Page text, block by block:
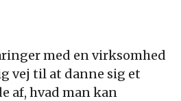
med en virksomhed
vej til at danne sig et
af, hvad man kan